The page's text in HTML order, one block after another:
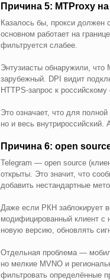
Причина 5: MTProxy
Казалось бы, прокси должен
основном работает на
фильтруется слабее.
Энтузиасты обнаружили, что
зарубежный. DPI видит
HTTPS-запрос к российскому
Это означает, что для
но и весь
Причина 6: open
Telegram — open source
открыты. Это значит, что
добавить нестандартные
Даже если РКН заблокирует
модифицированный клиент с
новую версию, обновлять
Отдельная проблема —
но мелкие MVNO и
фильтровать определённые